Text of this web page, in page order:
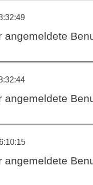
angemeldete
angemeldete
angemeldete